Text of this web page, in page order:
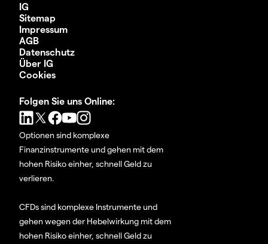
IG
Sitemap
Impressum
AGB
Datenschutz
Über IG
Cookies
Folgen Sie uns Online:
Optionen sind komplexe
Finanzinstrumente und gehen mit dem
hohen Risiko einher, schnell Geld zu
verlieren.
CFDs sind komplexe Instrumente und
gehen wegen der Hebelwirkung mit dem
hohen Risiko einher, schnell Geld zu